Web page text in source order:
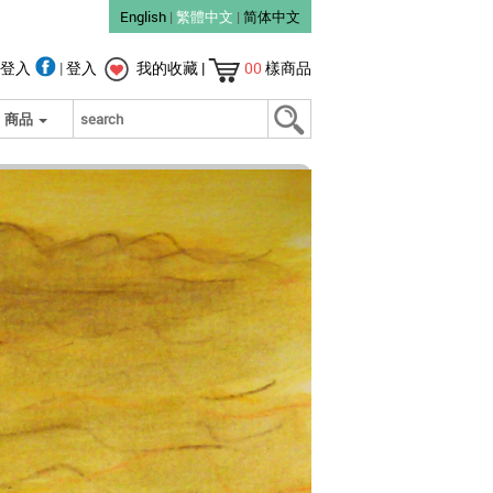
English | 繁體中文 | 简体中文
登入 |登入 我的收藏 | 00 樣商品
商品